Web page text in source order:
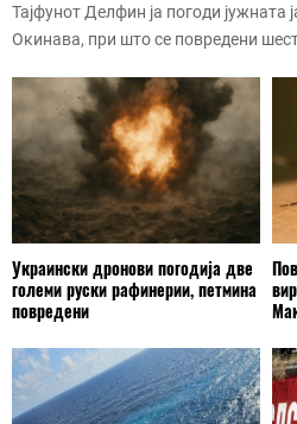
Тајфунот Делфин ја погоди јужната
Окинава, при што се повредени
Украински дронови погодија две
големи руски рафинерии, петмина
повредени